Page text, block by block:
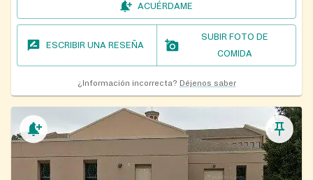
ACUÉRDAME
ESCRIBIR UNA RESEÑA
SUBIR FOTO DE
COMIDA
¿Información incorrecta? Déjenos saber